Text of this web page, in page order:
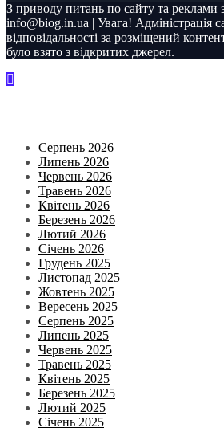
З приводу питань по сайту та реклами
info@biog.in.ua | Увага! Адміністрація
відповідальності за розміщений
було взято з відкритих джерел.
Серпень 2026
Липень 2026
Червень 2026
Травень 2026
Квітень 2026
Березень 2026
Лютий 2026
Січень 2026
Грудень 2025
Листопад 2025
Жовтень 2025
Вересень 2025
Серпень 2025
Липень 2025
Червень 2025
Травень 2025
Квітень 2025
Березень 2025
Лютий 2025
Січень 2025